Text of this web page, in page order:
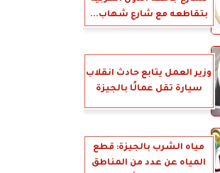
بتقاطعه مع شارع شهاب...
وزير العمل يتابع حادث انقلاب
سيارة تقل عمالًا بالجيزة
مياه الشرب بالجيزة: قطع
المياه عن عدد من المناطق